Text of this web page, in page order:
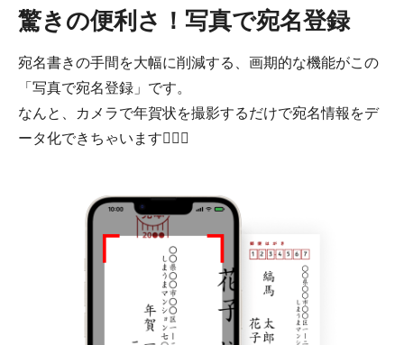
驚きの便利さ！写真で宛名登録
宛名書きの手間を大幅に削減する、画期的な機能がこの
「写真で宛名登録」です。
なんと、カメラで年賀状を撮影するだけで宛名情報をデ
ータ化できちゃいます☝🏻💫